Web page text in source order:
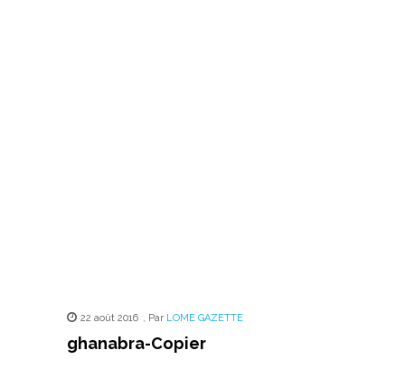
22 août 2016 , Par LOME GAZETTE
ghanabra-Copier